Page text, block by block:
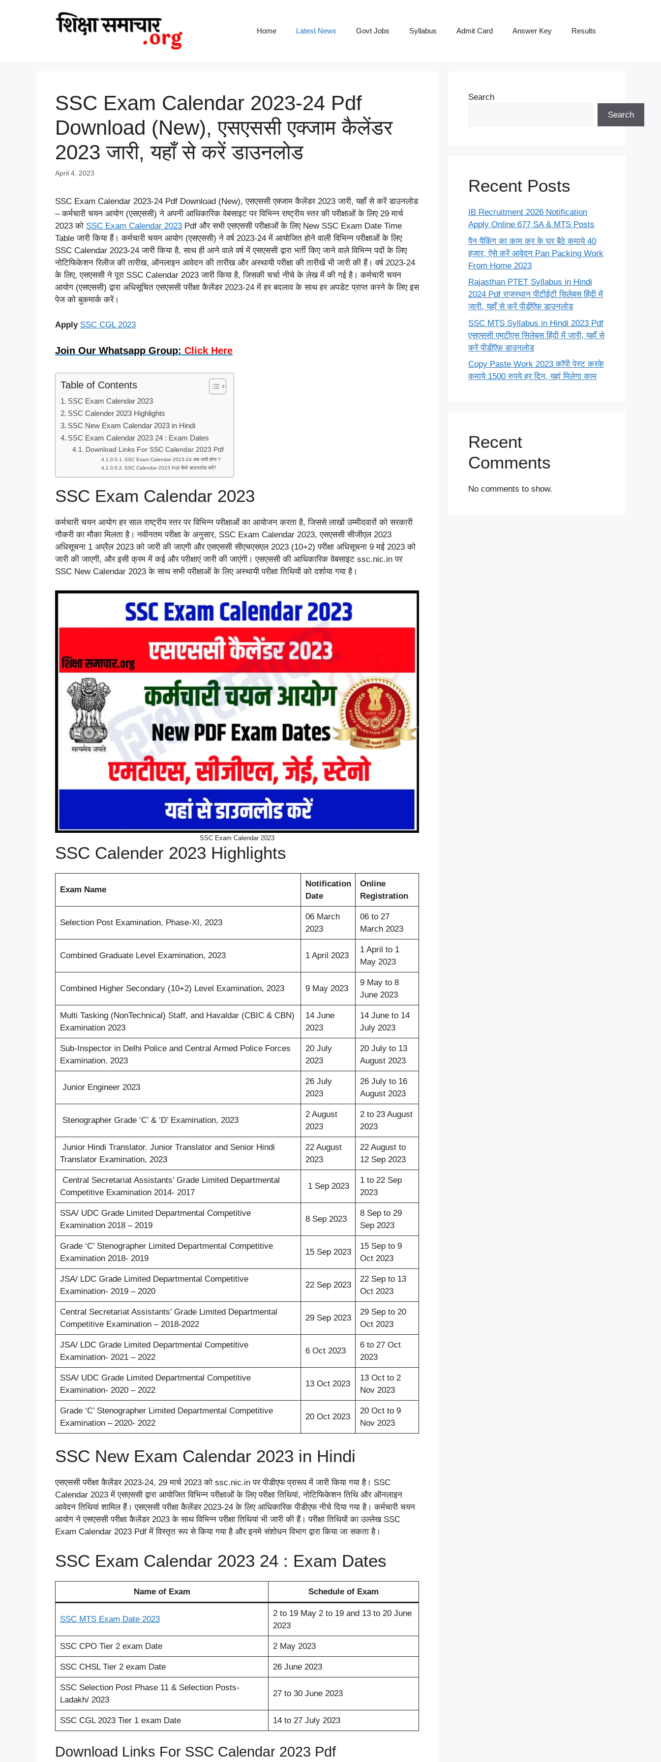
Home Latest News Govt Jobs Syllabus Admit Card Answer Key Results
SSC Exam Calendar 2023-24 Pdf
Download (New), एसएससी एक्जाम कैलेंडर
2023 जारी, यहाँ से करें डाउनलोड
April 4, 2023
SSC Exam Calendar 2023-24 Pdf Download (New), एसएससी एक्जाम कैलेंडर 2023 जारी, यहाँ से करें डाउनलोड
– कर्मचारी चयन आयोग (एसएससी) ने अपनी आधिकारिक वेबसाइट पर विभिन्न राष्ट्रीय स्तर की परीक्षाओं के लिए 29 मार्च
2023 को SSC Exam Calendar 2023 Pdf और सभी एसएससी परीक्षाओं के लिए New SSC Exam Date Time
Table जारी किया हैं। कर्मचारी चयन आयोग (एसएससी) ने वर्ष 2023-24 में आयोजित होने वाली विभिन्न परीक्षाओं के लिए
SSC Calendar 2023-24 जारी किया है, साथ ही आने वाले वर्ष में एसएससी द्वारा भर्ती किए जाने वाले विभिन्न पदों के लिए
नोटिफिकेशन रिलीज की तारीख, ऑनलाइन आवेदन की तारीख और अस्थायी परीक्षा की तारीखें भी जारी की हैं। वर्ष 2023-24
के लिए, एसएससी ने पूरा SSC Calendar 2023 जारी किया है, जिसकी चर्चा नीचे के लेख में की गई है। कर्मचारी चयन
आयोग (एसएससी) द्वारा अधिसूचित एसएससी परीक्षा कैलेंडर 2023-24 में हर बदलाव के साथ हर अपडेट प्राप्त करने के लिए इस
पेज को बुकमार्क करें।
Apply SSC CGL 2023
Join Our Whatsapp Group: Click Here
Table of Contents
SSC Exam Calendar 2023
SSC Calender 2023 Highlights
SSC New Exam Calendar 2023 in Hindi
SSC Exam Calendar 2023 24 : Exam Dates
Download Links For SSC Calendar 2023 Pdf
SSC Exam Calendar 2023-24 कब जारी होगा ?
SSC Calendar 2023 Pdf कैसे डाउनलोड करें?
SSC Exam Calendar 2023
कर्मचारी चयन आयोग हर साल राष्ट्रीय स्तर पर विभिन्न परीक्षाओं का आयोजन करता है, जिससे लाखों उम्मीदवारों को सरकारी
नौकरी का मौका मिलता है। नवीनतम परीक्षा के अनुसार, SSC Exam Calendar 2023, एसएससी सीजीएल 2023
अधिसूचना 1 अप्रैल 2023 को जारी की जाएगी और एसएससी सीएचएसएल 2023 (10+2) परीक्षा अधिसूचना 9 मई 2023 को
जारी की जाएगी, और इसी क्रम में कई और परीक्षाएं जारी की जाएंगी। एसएससी की आधिकारिक वेबसाइट ssc.nic.in पर
SSC New Calendar 2023 के साथ सभी परीक्षाओं के लिए अस्थायी परीक्षा तिथियों को दर्शाया गया है।
SSC Exam Calendar 2023
SSC Calender 2023 Highlights
Exam Name
Notification
Date
Online
Registration
Selection Post Examination, Phase-XI, 2023
06 March
2023
06 to 27
March 2023
Combined Graduate Level Examination, 2023 1 April 2023
1 April to 1
May 2023
Combined Higher Secondary (10+2) Level Examination, 2023 9 May 2023
9 May to 8
June 2023
Multi Tasking (NonTechnical) Staff, and Havaldar (CBIC & CBN)
Examination 2023
14 June
2023
14 June to 14
July 2023
Sub-Inspector in Delhi Police and Central Armed Police Forces
Examination, 2023
20 July
2023
20 July to 13
August 2023
Junior Engineer 2023
26 July
2023
26 July to 16
August 2023
Stenographer Grade ‘C’ & ‘D’ Examination, 2023
2 August
2023
2 to 23 August
2023
Junior Hindi Translator, Junior Translator and Senior Hindi
Translator Examination, 2023
22 August
2023
22 August to
12 Sep 2023
Central Secretariat Assistants’ Grade Limited Departmental
Competitive Examination 2014- 2017
1 Sep 2023
1 to 22 Sep
2023
SSA/ UDC Grade Limited Departmental Competitive
Examination 2018 – 2019
8 Sep 2023
8 Sep to 29
Sep 2023
Grade ‘C’ Stenographer Limited Departmental Competitive
Examination 2018- 2019
15 Sep 2023
15 Sep to 9
Oct 2023
JSA/ LDC Grade Limited Departmental Competitive
Examination- 2019 – 2020
22 Sep 2023
22 Sep to 13
Oct 2023
Central Secretariat Assistants’ Grade Limited Departmental
Competitive Examination – 2018-2022
29 Sep 2023
29 Sep to 20
Oct 2023
JSA/ LDC Grade Limited Departmental Competitive
Examination- 2021 – 2022
6 Oct 2023
6 to 27 Oct
2023
SSA/ UDC Grade Limited Departmental Competitive
Examination- 2020 – 2022
13 Oct 2023
13 Oct to 2
Nov 2023
Grade ‘C’ Stenographer Limited Departmental Competitive
Examination – 2020- 2022
20 Oct 2023
20 Oct to 9
Nov 2023
SSC New Exam Calendar 2023 in Hindi
एसएससी परीक्षा कैलेंडर 2023-24, 29 मार्च 2023 को ssc.nic.in पर पीडीएफ प्रारूप में जारी किया गया है। SSC
Calendar 2023 में एसएससी द्वारा आयोजित विभिन्न परीक्षाओं के लिए परीक्षा तिथियां, नोटिफिकेशन तिथि और ऑनलाइन
आवेदन तिथियां शामिल हैं। एसएससी परीक्षा कैलेंडर 2023-24 के लिए आधिकारिक पीडीएफ नीचे दिया गया है। कर्मचारी चयन
आयोग ने एसएससी परीक्षा कैलेंडर 2023 के साथ विभिन्न परीक्षा तिथियां भी जारी की हैं। परीक्षा तिथियों का उल्लेख SSC
Exam Calendar 2023 Pdf में विस्तृत रूप से किया गया है और इनमे संशोधन विभाग द्वारा किया जा सकता है।
SSC Exam Calendar 2023 24 : Exam Dates
Name of Exam Schedule of Exam
SSC MTS Exam Date 2023
2 to 19 May 2 to 19 and 13 to 20 June
2023
SSC CPO Tier 2 exam Date 2 May 2023
SSC CHSL Tier 2 exam Date 26 June 2023
SSC Selection Post Phase 11 & Selection Posts-
Ladakh/ 2023
27 to 30 June 2023
SSC CGL 2023 Tier 1 exam Date 14 to 27 July 2023
Download Links For SSC Calendar 2023 Pdf
Search
Search
Recent Posts
IB Recruitment 2026 Notification
Apply Online 677 SA & MTS Posts
पैन पैकिंग का काम कर के घर बैठे कमाये 40
हजार, ऐसे करें आवेदन Pan Packing Work
From Home 2023
Rajasthan PTET Syllabus in Hindi
2024 Pdf राजस्थान पीटीईटी सिलेबस हिंदी में
जारी, यहाँ से करें पीडीऍफ़ डाउनलोड
SSC MTS Syllabus in Hindi 2023 Pdf
एसएससी एमटीएस सिलेबस हिंदी में जारी, यहाँ से
करें पीडीऍफ़ डाउनलोड
Copy Paste Work 2023 कॉपी पेस्ट करके
कमाये 1500 रुपये हर दिन, यहां मिलेगा काम
Recent
Comments
No comments to show.